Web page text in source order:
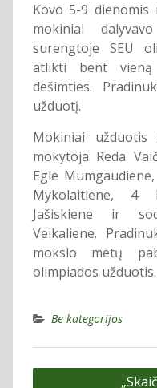
Kovo 5-9 dienomis
mokiniai
surengtoje SEU
atlikti bent
dešimties.
užduotį.
Mokiniai
mokytoja Reda
Egle
Mykolaitiene, 4
Jašiskiene ir
Veikaliene.
mokslo metų
olimpiados užduotis.
Be kategorijos
Navigacija